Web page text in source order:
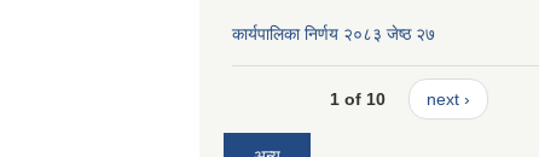
कार्यपालिका निर्णय २०८३ जेष्ठ २७
1 of 10 next ›